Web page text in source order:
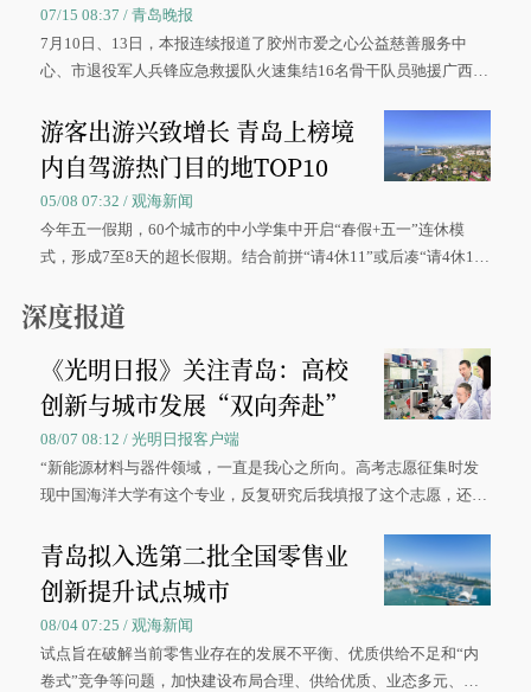
07/15 08:37 / 青岛晚报
7月10日、13日，本报连续报道了胶州市爱之心公益慈善服务中
心、市退役军人兵锋应急救援队火速集结16名骨干队员驰援广西灾
游客出游兴致增长 青岛上榜境
内自驾游热门目的地TOP10
05/08 07:32 / 观海新闻
今年五一假期，60个城市的中小学集中开启“春假+五一”连休模
式，形成7至8天的超长假期。结合前拼“请4休11”或后凑“请4休1
深度报道
《光明日报》关注青岛：高校
创新与城市发展“双向奔赴”
08/07 08:12 / 光明日报客户端
“新能源材料与器件领域，一直是我心之所向。高考志愿征集时发
现中国海洋大学有这个专业，反复研究后我填报了这个志愿，还真
大学材料科学与工程学院材料类专业的录取通知书。
青岛拟入选第二批全国零售业
创新提升试点城市
08/04 07:25 / 观海新闻
试点旨在破解当前零售业存在的发展不平衡、优质供给不足和“内
卷式”竞争等问题，加快建设布局合理、供给优质、业态多元、智